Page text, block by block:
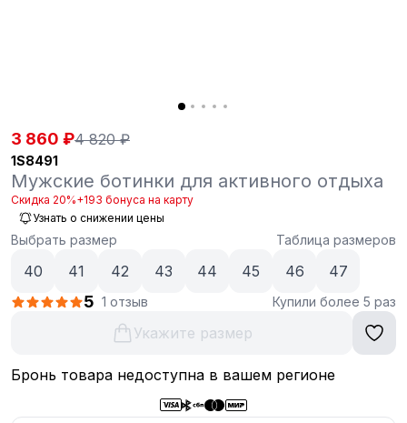
3 860 ₽4 820 ₽
1S8491
Мужские ботинки для активного отдыха
Скидка 20%+193 бонуса на карту
Узнать о снижении цены
Выбрать размер Таблица размеров
40 41 42 43 44 45 46 47
5 1 отзыв Купили более 5 раз
Укажите размер
Бронь товара недоступна в вашем регионе